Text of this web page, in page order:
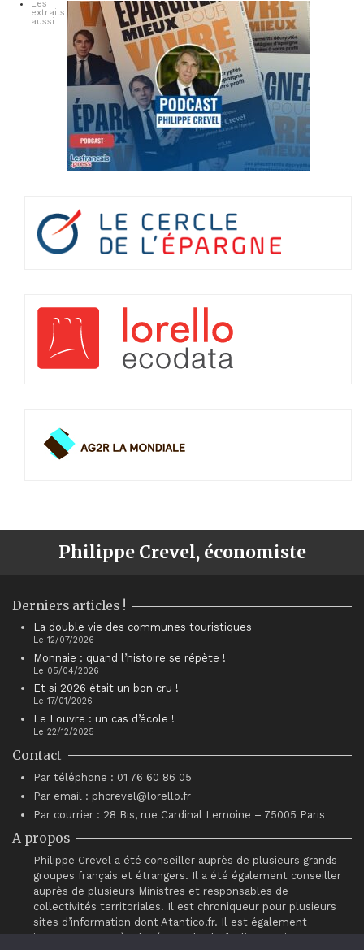
Les
extraits
aussi
Philippe Crevel, économiste
Derniers articles !
La double vie des communes touristiques
Le 12/07/2026
Monnaie : quand l’histoire se répète !
Le 05/04/2026
Et si 2026 était un bon cru !
Le 17/01/2026
Le Louvre : un cas d’école !
Le 22/12/2025
Contact
Par téléphone : 01 76 60 86 05
Par email : phcrevel@lorello.fr
Par courrier : 28 Bis, rue Cardinal Lemoine – 75005 Paris
A propos
Philippe Crevel a été conseiller auprès de plusieurs grands
groupes français et étrangers. Il a été également conseiller
auprès de plusieurs Ministres et responsables de
collectivités territoriales. Il est chroniqueur pour plusieurs
sites d’information dont Atantico.fr. Il est également
intervenant auprès du réseau de chefs d’entreprises